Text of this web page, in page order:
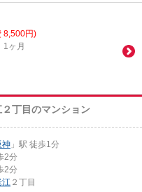
8,500円)
1ヶ月
丁目のマンション
神 」駅 徒歩1分
2分
2分
江 ２丁目